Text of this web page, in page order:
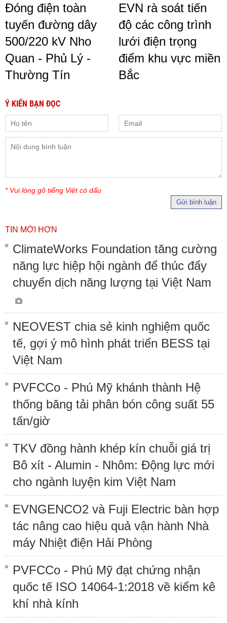
Đóng điện toàn
tuyến đường dây
500/220 kV Nho
Quan - Phủ Lý -
Thường Tín
EVN rà soát tiến
độ các công trình
lưới điện trọng
điểm khu vực miền
Bắc
Ý KIẾN BẠN ĐỌC
* Vui lòng gõ tiếng Việt có dấu
Gửi bình luận
TIN MỚI HƠN
ClimateWorks Foundation tăng cường
năng lực hiệp hội ngành để thúc đẩy
chuyển dịch năng lượng tại Việt Nam
NEOVEST chia sẻ kinh nghiệm quốc
tế, gợi ý mô hình phát triển BESS tại
Việt Nam
PVFCCo - Phú Mỹ khánh thành Hệ
thống băng tải phân bón công suất 55
tấn/giờ
TKV đồng hành khép kín chuỗi giá trị
Bô xít - Alumin - Nhôm: Động lực mới
cho ngành luyện kim Việt Nam
EVNGENCO2 và Fuji Electric bàn hợp
tác nâng cao hiệu quả vận hành Nhà
máy Nhiệt điện Hải Phòng
PVFCCo - Phú Mỹ đạt chứng nhận
quốc tế ISO 14064-1:2018 về kiểm kê
khí nhà kính